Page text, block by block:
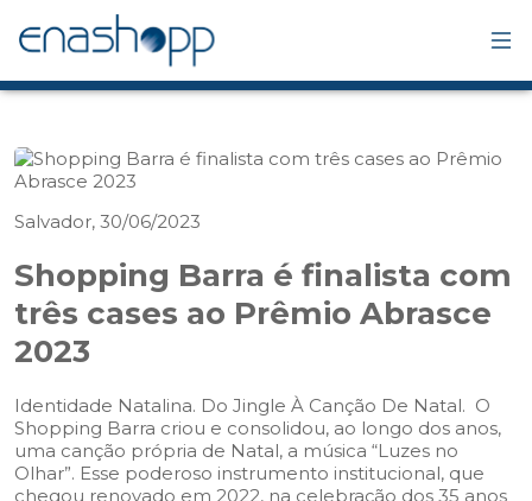
Salvador, 30/06/2023
Shopping Barra é finalista com
três cases ao Prêmio Abrasce
2023
Identidade Natalina. Do Jingle À Canção De Natal. O
Shopping Barra criou e consolidou, ao longo dos anos,
uma canção própria de Natal, a música “Luzes no
Olhar”. Esse poderoso instrumento institucional, que
chegou renovado em 2022, na celebração dos 35 anos